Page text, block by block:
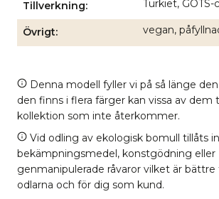
Tillverkning Turkiet,
Övrigt vegan,
Denna modell fyller vi på så länge
den finns i flera färger kan vissa av dem
kollektion som inte återkommer.
Vid odling av ekologisk bomull tillåts
bekämpningsmedel, konstgödning eller
genmanipulerade råvaror vilket är bättre
odlarna och för dig som kund.